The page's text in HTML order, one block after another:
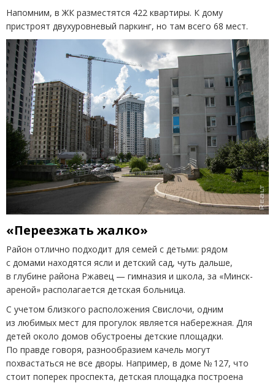
Напомним, в ЖК разместятся 422 квартиры. К дому
пристроят двухуровневый паркинг, но там всего 68 мест.
«Переезжать жалко»
Район отлично подходит для семей с детьми: рядом
с домами находятся ясли и детский сад, чуть дальше,
в глубине района Ржавец — гимназия и школа, за «Минск-
ареной» располагается детская больница.
С учетом близкого расположения Свислочи, одним
из любимых мест для прогулок является набережная. Для
детей около домов обустроены детские площадки.
По правде говоря, разнообразием качель могут
похвастаться не все дворы. Например, в доме № 127, что
стоит поперек проспекта, детская площадка построена